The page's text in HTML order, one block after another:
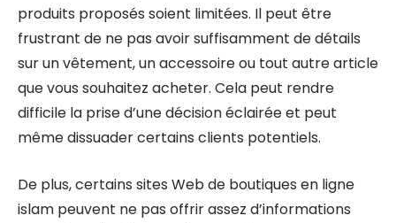
produits proposés soient limitées. Il peut être
frustrant de ne pas avoir suffisamment de détails
sur un vêtement, un accessoire ou tout autre article
que vous souhaitez acheter. Cela peut rendre
difficile la prise d’une décision éclairée et peut
même dissuader certains clients potentiels.
De plus, certains sites Web de boutiques en ligne
islam peuvent ne pas offrir assez d’informations